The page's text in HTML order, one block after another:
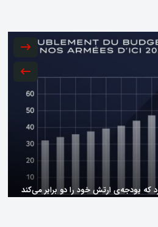
که بودجه‌ی ارتش خود را دو برابر می‌کند